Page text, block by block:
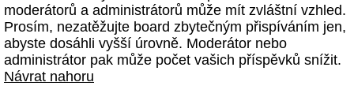
moderátorů a administrátorů může mít zvláštní vzhled.
Prosím, nezatěžujte board zbytečným přispíváním jen,
abyste dosáhli vyšší úrovně. Moderátor nebo
administrátor pak může počet vašich příspěvků snížit.
Návrat nahoru